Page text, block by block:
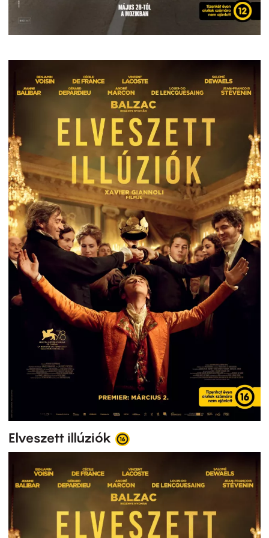
Elveszett illúziók